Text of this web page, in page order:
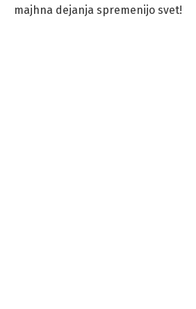
majhna dejanja spremenijo svet!